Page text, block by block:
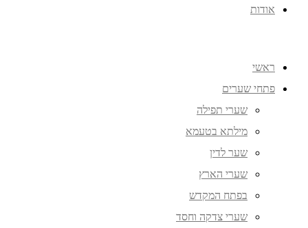
אודות
ראשי
פתחי שערים
שערי תפילה
מילתא בטעמא
שער לדין
שערי הארץ
בפתח המקדש
שערי צדקה וחסד